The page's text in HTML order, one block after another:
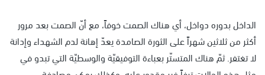
الداخل بدوره دواخل، أي هناك الصمت خوفاً، مع أنّ الصمت بعد مرور
أكثر من ثلاثين شهراً على الثورة الصامدة يعدّ إهانة لدم الشهداء وإدانة
لا تغتفر. ثمّ هناك المتستّر بعباءة التوفيقيّة والوسطيّة التي تبدو في